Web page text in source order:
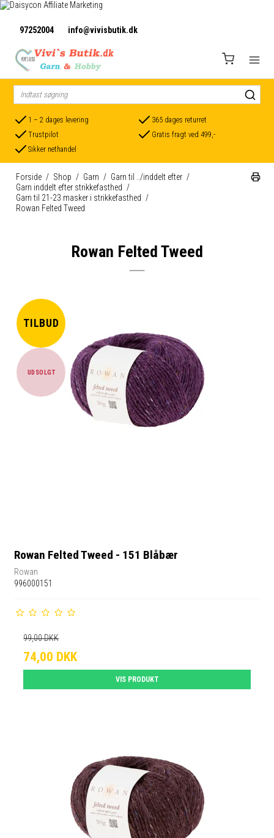
97252004 info@vivisbutik.dk
1 – 2 dages levering
365 dages returret
Trustpilot
Gratis fragt ved 499,-
Sikker nethandel
Forside / Shop / Garn / Garn til ../inddelt efter /
Garn inddelt efter strikkefasthed /
Garn til 21-23 masker i strikkefasthed /
Rowan Felted Tweed
Rowan Felted Tweed
TILBUD
UDSOLGT
Rowan Felted Tweed - 151 Blåbær
Rowan
996000151
99,00 DKK
74,00 DKK
VIS PRODUKT